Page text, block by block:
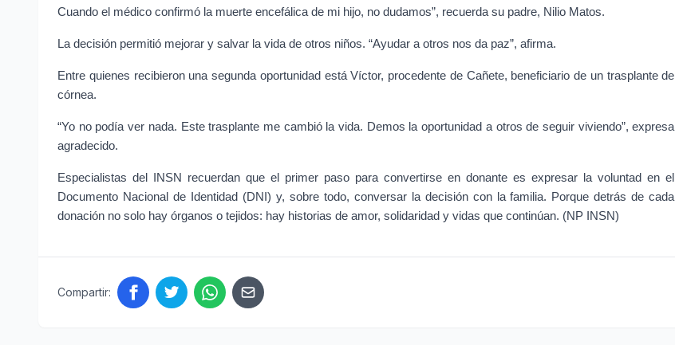
Cuando el médico confirmó la muerte encefálica de mi hijo, no dudamos”, recuerda su padre, Nilio Matos.
La decisión permitió mejorar y salvar la vida de otros niños. “Ayudar a otros nos da paz”, afirma.
Entre quienes recibieron una segunda oportunidad está Víctor, procedente de Cañete, beneficiario de un trasplante de
córnea.
“Yo no podía ver nada. Este trasplante me cambió la vida. Demos la oportunidad a otros de seguir viviendo”, expresa
agradecido.
Especialistas del INSN recuerdan que el primer paso para convertirse en donante es expresar la voluntad en el
Documento Nacional de Identidad (DNI) y, sobre todo, conversar la decisión con la familia. Porque detrás de cada
donación no solo hay órganos o tejidos: hay historias de amor, solidaridad y vidas que continúan. (NP INSN)
Compartir: